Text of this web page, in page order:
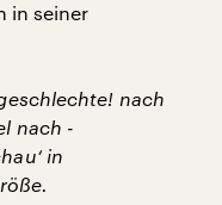
in seiner
nach
nach -
in